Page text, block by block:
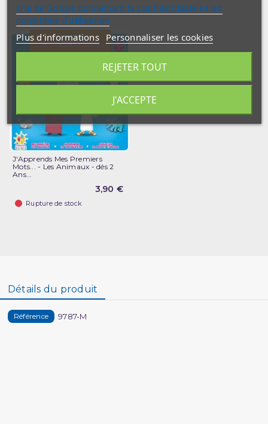
x 1
J'Apprends Mes Premiers
Mots... - Les Animaux - dés 2
Ans...
3,90 €
Rupture de stock
Détails du produit
Référence 9787-M
site de Google concernant la confidentialité et les
conditions d'utilisation
Plus d'informations Personnaliser les cookies
REJETER TOUT
J'ACCEPTE